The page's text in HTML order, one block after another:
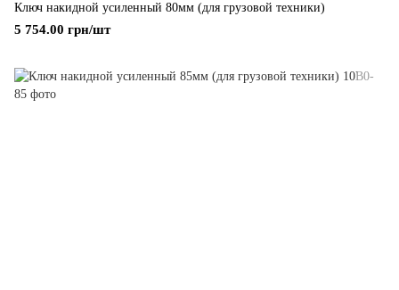
Ключ накидной усиленный 80мм (для грузовой техники)
5 754.00 грн/шт